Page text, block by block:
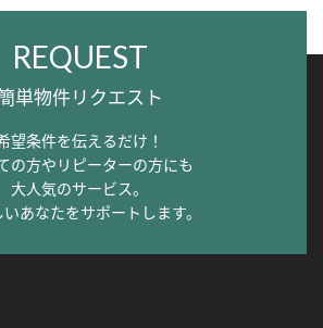
REQUEST
単物件リクエスト
望条件を伝えるだけ！
の方やリピーターの方にも
大人気のサービス。
あなたをサポートします。